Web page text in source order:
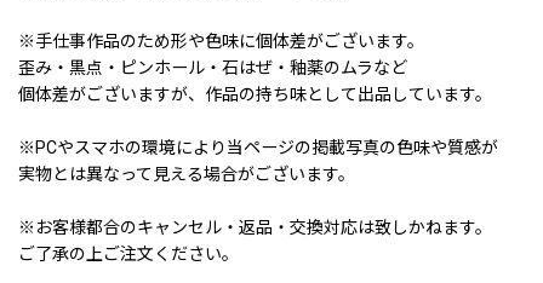
※手仕事作品のため形や色味に個体差がございます。
歪み・黒点・ピンホール・石はぜ・釉薬のムラなど
個体差がございますが、作品の持ち味として出品しています。
※PCやスマホの環境により当ページの掲載写真の色味や質感が
実物とは異なって見える場合がございます。
※お客様都合のキャンセル・返品・交換対応は致しかねます。
ご了承の上ご注文ください。